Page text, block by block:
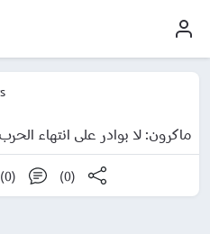
ماكرون: لا بوادر على انتهاء الحرب
(0) (0)